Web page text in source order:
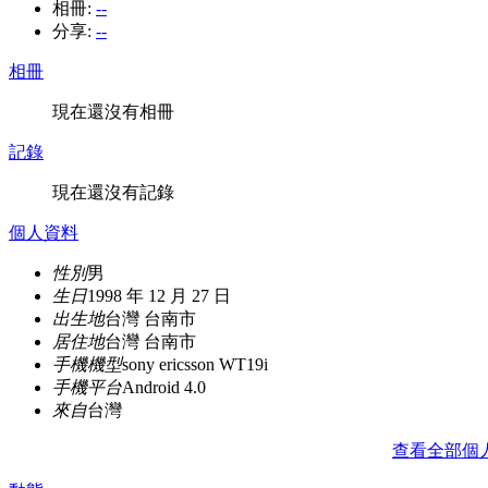
相冊: --
分享: --
相冊
現在還沒有相冊
記錄
現在還沒有記錄
個人資料
性別男
生日1998 年 12 月 27 日
出生地台灣 台南市
居住地台灣 台南市
手機機型sony ericsson WT19i
手機平台Android 4.0
來自台灣
查看全部個